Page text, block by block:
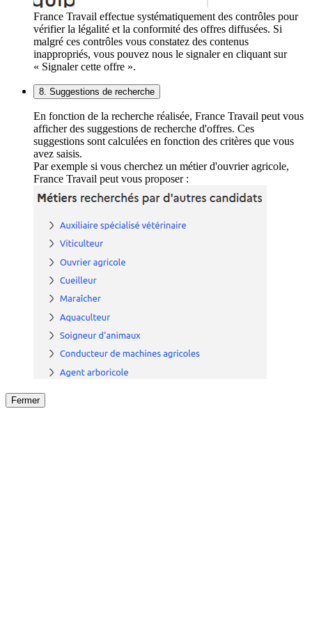
France Travail effectue systématiquement des contrôles pour
vérifier la légalité et la conformité des offres diffusées. Si
malgré ces contrôles vous constatez des contenus
inappropriés, vous pouvez nous le signaler en cliquant sur
« Signaler cette offre ».
8. Suggestions de recherche
En fonction de la recherche réalisée, France Travail peut vous
afficher des suggestions de recherche d'offres. Ces
suggestions sont calculées en fonction des critères que vous
avez saisis.
Par exemple si vous cherchez un métier d'ouvrier agricole,
France Travail peut vous proposer :
Fermer